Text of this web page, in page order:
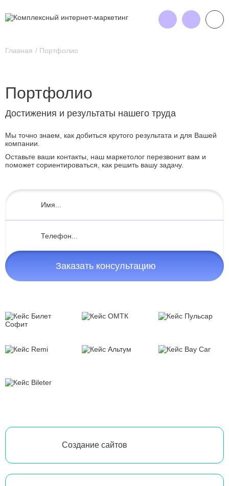
Главная Портфолио
Портфолио
Достижения и результаты нашего труда
Мы точно знаем, как добиться крутого результата и для Вашей
компании.
Оставьте ваши контакты, наш маркетолог перезвонит вам и
поможет сориентироваться, как решить вашу задачу.
Заказать консультацию
Создание сайтов